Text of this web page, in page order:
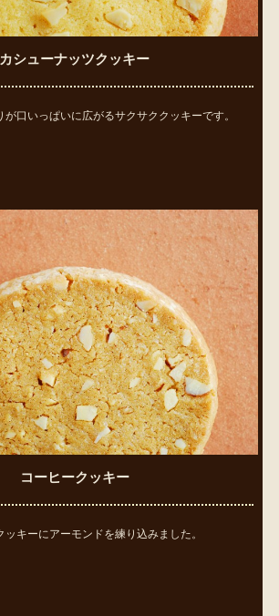
カシューナッツクッキー
口いっぱいに広がるサクサククッキーです。
コーヒークッキー
キーにアーモンドを練り込みました。